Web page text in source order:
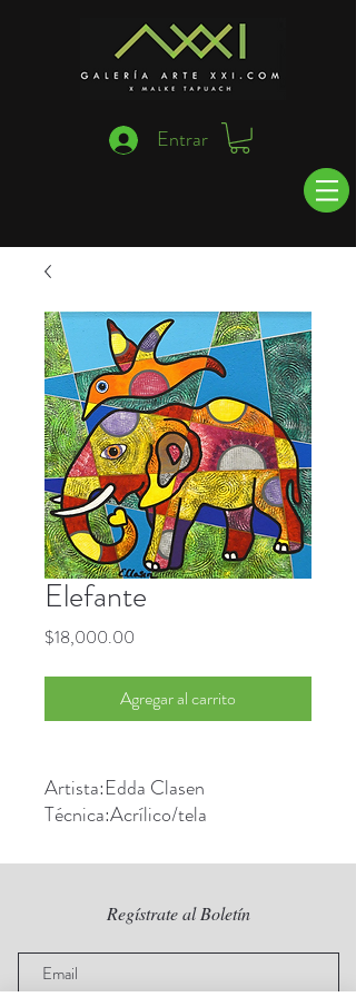
Entrar
Elefante
$18,000.00
Agregar al carrito
Artista:Edda Clasen
Técnica:Acrílico/tela
Regístrate al Boletín